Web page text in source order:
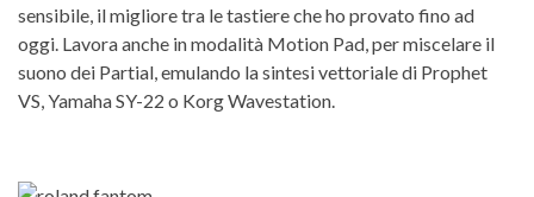
sensibile, il migliore tra le tastiere che ho provato fino ad
oggi. Lavora anche in modalità Motion Pad, per miscelare il
suono dei Partial, emulando la sintesi vettoriale di Prophet
VS, Yamaha SY-22 o Korg Wavestation.